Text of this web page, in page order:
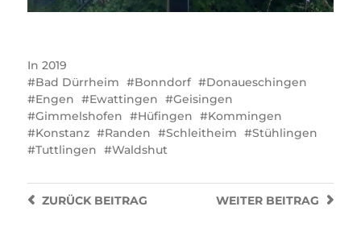
In 2019
Bad Dürrheim
Bonndorf
Donaueschingen
Engen
Ewattingen
Geisingen
Gimmelshofen
Hüfingen
Kommingen
Konstanz
Randen Schleitheim
Stühlingen
Tuttlingen
Waldshut
WEITER BEITRAG
ZURÜCKBEITRAG